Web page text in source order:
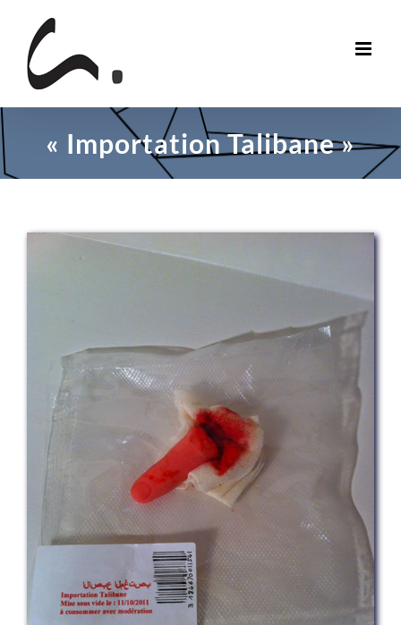
content
« Importation Talibane »